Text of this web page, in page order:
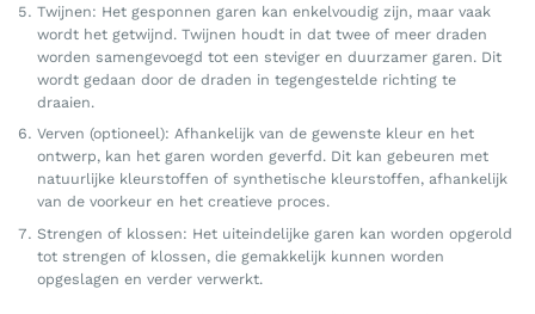
Twijnen: Het gesponnen garen kan enkelvoudig zijn, maar vaak
wordt het getwijnd. Twijnen houdt in dat twee of meer draden
worden samengevoegd tot een steviger en duurzamer garen. Dit
wordt gedaan door de draden in tegengestelde richting te
draaien.
Verven (optioneel): Afhankelijk van de gewenste kleur en het
ontwerp, kan het garen worden geverfd. Dit kan gebeuren met
natuurlijke kleurstoffen of synthetische kleurstoffen, afhankelijk
van de voorkeur en het creatieve proces.
Strengen of klossen: Het uiteindelijke garen kan worden opgerold
tot strengen of klossen, die gemakkelijk kunnen worden
opgeslagen en verder verwerkt.